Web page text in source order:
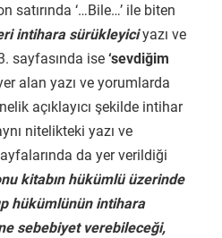
satırında ‘…Bile…’ ile biten
intihara sürükleyiciyazı ve
sayfasında ise ‘sevdiğim
alan yazı ve yorumlarda
açıklayıcı şekilde intihar
nitelikteki yazı ve
da yer verildiği
kitabın hükümlü üzerinde
hükümlünün intihara
sebebiyet verebileceği,